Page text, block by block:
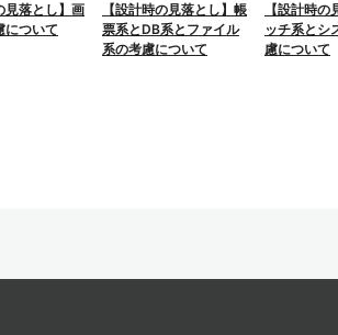
見落とし】画
について
【設計時の見落とし】帳
票系とDB系とファイル
系の考慮について
【設計時
ッチ系とシ
慮について